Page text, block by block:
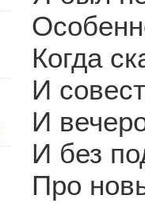
Когда
И
И
И без
Про